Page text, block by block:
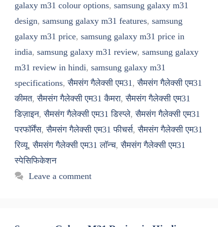
galaxy m31 colour options, samsung galaxy m31
design, samsung galaxy m31 features, samsung
galaxy m31 price, samsung galaxy m31 price in
india, samsung galaxy m31 review, samsung galaxy
m31 review in hindi, samsung galaxy m31
specifications,सैमसंग गैलेक्सी एम31,सैमसंग गैलेक्सी एम31
कीमत,सैमसंग गैलेक्सी एम31 कैमरा,सैमसंग गैलेक्सी एम31
डिज़ाइन,सैमसंग गैलेक्सी एम31 डिस्प्ले,सैमसंग गैलेक्सी एम31
परफॉर्मेंस,सैमसंग गैलेक्सी एम31 फीचर्स,सैमसंग गैलेक्सी एम31
रिव्यू,सैमसंग गैलेक्सी एम31 लॉन्च,सैमसंग गैलेक्सी एम31
स्पेसिफिकेशन
Leave a comment